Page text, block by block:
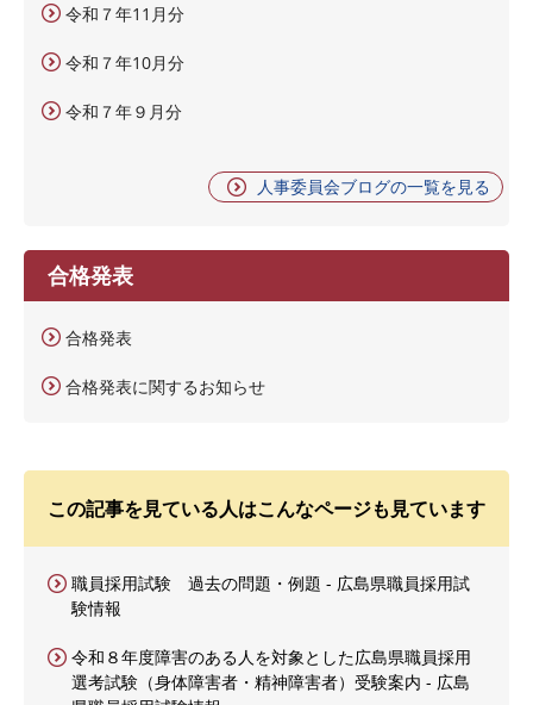
令和７年11月分
令和７年10月分
令和７年９月分
人事委員会ブログの一覧を見る
合格発表
合格発表
合格発表に関するお知らせ
この記事を見ている人はこんなページも見ています
職員採用試験 過去の問題・例題 - 広島県職員採用試
験情報
令和８年度障害のある人を対象とした広島県職員採用
選考試験（身体障害者・精神障害者）受験案内 - 広島